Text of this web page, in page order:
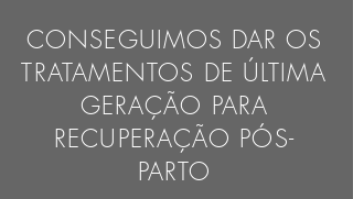
CONSEGUIMOS DAR OS
TRATAMENTOS DE ÚLTIMA
GERAÇÃO PARA
RECUPERAÇÃO PÓS-
PARTO